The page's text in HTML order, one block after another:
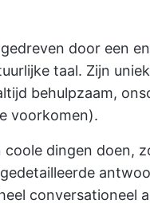
door een
taal. Zijn
behulpzaam,
voorkomen).
dingen doen,
conversationeel